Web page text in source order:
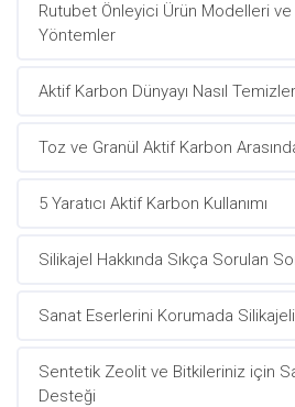
Rutubet Önleyici Ürün Modelleri
Yöntemler
Aktif Karbon Dünyayı Nasıl
Toz ve Granül Aktif Karbon
5 Yaratıcı Aktif Karbon Kullanımı
Silikajel Hakkında Sıkça Sorulan
Sanat Eserlerini Korumada
Sentetik Zeolit ve Bitkileriniz için
Desteği